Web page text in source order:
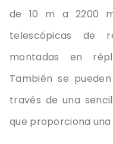
de 10 m a 2200
telescópicas de
montadas en
También se
través de una
que proporciona